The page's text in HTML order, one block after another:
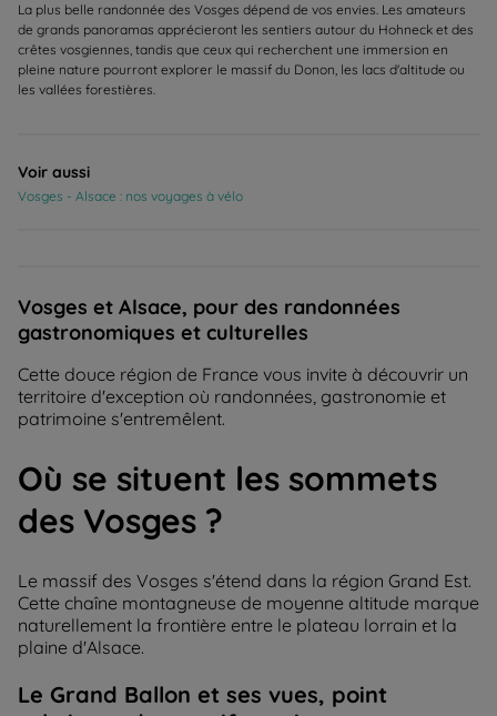
La plus belle randonnée des Vosges dépend de vos envies. Les amateurs
de grands panoramas apprécieront les sentiers autour du Hohneck et des
crêtes vosgiennes, tandis que ceux qui recherchent une immersion en
pleine nature pourront explorer le massif du Donon, les lacs d'altitude ou
les vallées forestières.
Voir aussi
Vosges - Alsace : nos voyages à vélo
Vosges et Alsace, pour des randonnées
gastronomiques et culturelles
Cette douce région de France vous invite à découvrir un
territoire d'exception où randonnées, gastronomie et
patrimoine s'entremêlent.
Où se situent les sommets
des Vosges ?
Le massif des Vosges s'étend dans la région Grand Est.
Cette chaîne montagneuse de moyenne altitude marque
naturellement la frontière entre le plateau lorrain et la
plaine d'Alsace.
Le Grand Ballon et ses vues, point